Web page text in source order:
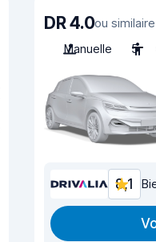
DR 4.0ou
Manuelle
5
8,1